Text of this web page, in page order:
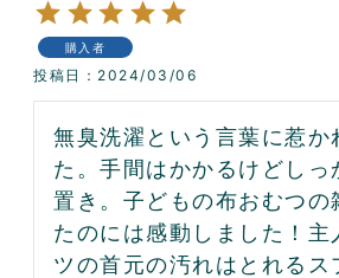
購入者
投稿日 2024/03/06
無臭洗濯という言葉に惹か
た。手間はかかるけどし
置き。子どもの布おむつの
たのには感動しました！主
ツの首元の汚れはとれるス